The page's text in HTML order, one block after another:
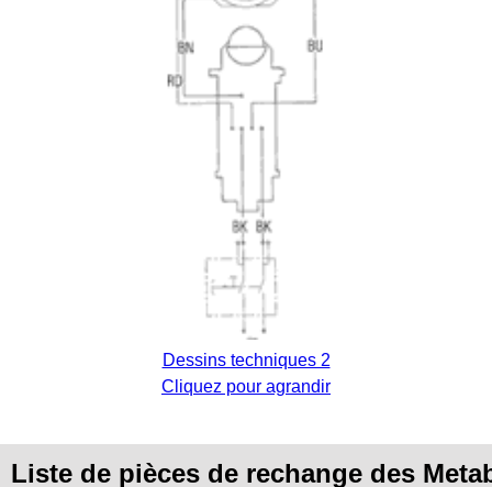
Dessins techniques 2
Cliquez pour agrandir
Liste de pièces de rechange des